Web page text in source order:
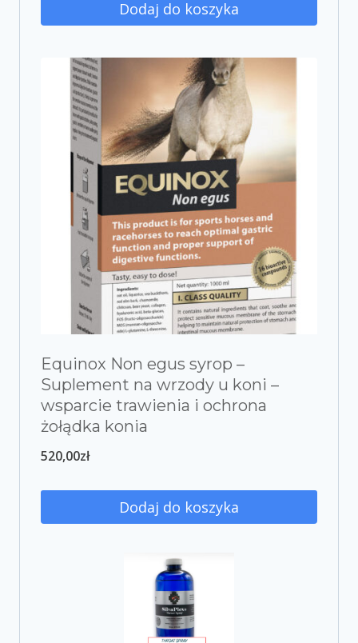
Dodaj do koszyka
Equinox Non egus syrop –
Suplement na wrzody u koni –
wsparcie trawienia i ochrona
żołądka konia
520,00zł
Dodaj do koszyka